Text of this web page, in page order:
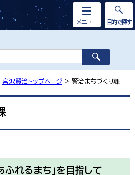
メニュー 目的で探す
宮沢賢治トップページ > 賢治まちづくり課
ふれるまち」を目指して